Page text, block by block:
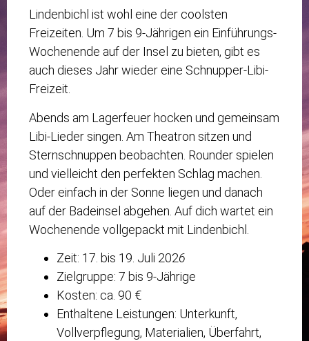
Lindenbichl ist wohl eine der coolsten
Freizeiten. Um 7 bis 9-Jährigen ein Einführungs-
Wochenende auf der Insel zu bieten, gibt es
auch dieses Jahr wieder eine Schnupper-Libi-
Freizeit.
Abends am Lagerfeuer hocken und gemeinsam
Libi-Lieder singen. Am Theatron sitzen und
Sternschnuppen beobachten. Rounder spielen
und vielleicht den perfekten Schlag machen.
Oder einfach in der Sonne liegen und danach
auf der Badeinsel abgehen. Auf dich wartet ein
Wochenende vollgepackt mit Lindenbichl.
Zeit: 17. bis 19. Juli 2026
Zielgruppe: 7 bis 9-Jährige
Kosten: ca. 90 €
Enthaltene Leistungen: Unterkunft,
Vollverpflegung, Materialien, Überfahrt,